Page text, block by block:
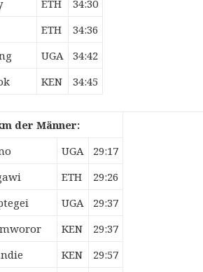
ETH
34:30
ETH
34:36
UGA
34:42
KEN 34:45
der Männer:
UGA
29:17
ETH
29:26
UGA
29:37
KEN
29:37
KEN
29:57